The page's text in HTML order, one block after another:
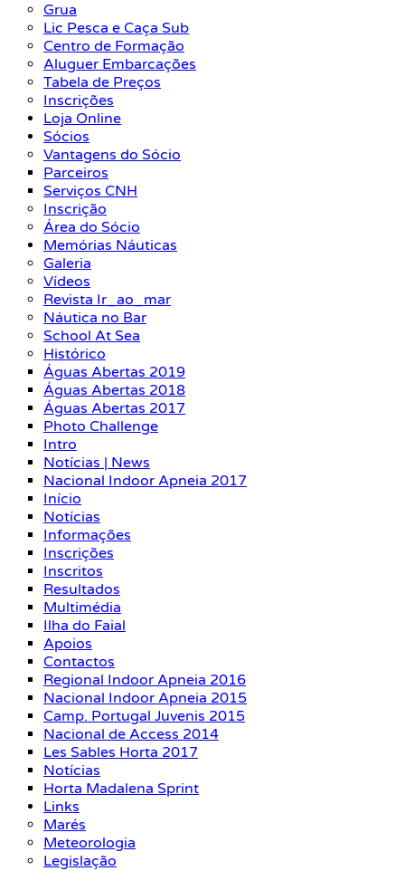
Grua
Lic Pesca e Caça Sub
Centro de Formação
Aluguer Embarcações
Tabela de Preços
Inscrições
Loja Online
Sócios
Vantagens do Sócio
Parceiros
Serviços CNH
Inscrição
Área do Sócio
Memórias Náuticas
Galeria
Vídeos
Revista Ir_ao_mar
Náutica no Bar
School At Sea
Histórico
Águas Abertas 2019
Águas Abertas 2018
Águas Abertas 2017
Photo Challenge
Intro
Notícias | News
Nacional Indoor Apneia 2017
Início
Notícias
Informações
Inscrições
Inscritos
Resultados
Multimédia
Ilha do Faial
Apoios
Contactos
Regional Indoor Apneia 2016
Nacional Indoor Apneia 2015
Camp. Portugal Juvenis 2015
Nacional de Access 2014
Les Sables Horta 2017
Notícias
Horta Madalena Sprint
Links
Marés
Meteorologia
Legislação